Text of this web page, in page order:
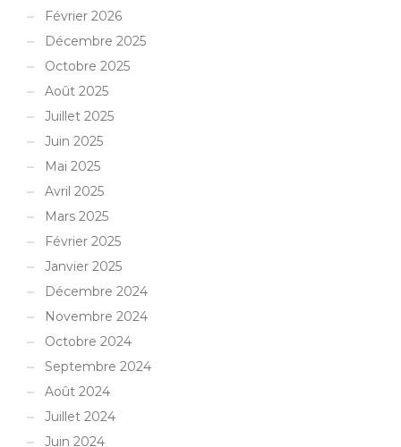
Février 2026
Décembre 2025
Octobre 2025
Août 2025
Juillet 2025
Juin 2025
Mai 2025
Avril 2025
Mars 2025
Février 2025
Janvier 2025
Décembre 2024
Novembre 2024
Octobre 2024
Septembre 2024
Août 2024
Juillet 2024
Juin 2024